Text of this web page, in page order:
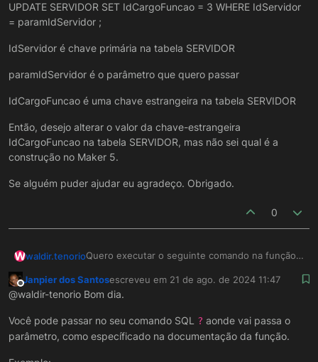
UPDATE SERVIDOR SET IdCargoFuncao = 3 WHERE IdServidor
= paramIdServidor ;
IdServidor é chave primária na tabela SERVIDOR
paramIdServidor é o parâmetro que quero passar
IdCargoFuncao é uma chave estrangeira na tabela SERVIDOR
Então, desejo alterar o valor da chave-estrangeira
IdCargoFuncao na tabela SERVIDOR, mas não sei qual é a
construção no Maker 5.
Se alguém puder ajudar eu agradeço. Obrigado.
0
Wwaldir.tenorioQuero executar o seguinte comando na função
UPDATE SERVIDOR SET IdCargoFuncao = 3
WHERE IdServidor = paramIdServidor ;
paramIdServidor é o parâmetro que quero passar
Offline
Janpier dos Santosescreveu em 21 de ago. de 2024 11:47
última edição por
@waldir-tenorio Bom dia.
Você pode passar no seu comando SQL ? aonde vai passa o
parâmetro, como específicado na documentação da função.